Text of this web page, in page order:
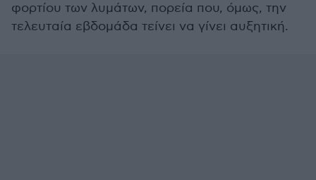
φορτίου των λυμάτων, πορεία που, όμως, την
τελευταία εβδομάδα τείνει να γίνει αυξητική.